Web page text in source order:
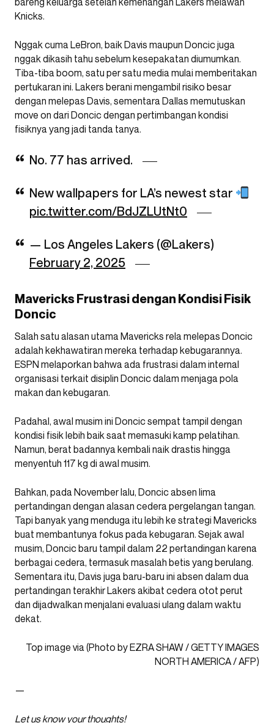
Knicks.
Nggak cuma LeBron, baik Davis maupun Doncic juga
nggak dikasih tahu sebelum kesepakatan diumumkan.
Tiba-tiba boom, satu per satu media mulai memberitakan
pertukaran ini. Lakers berani mengambil risiko besar
dengan melepas Davis, sementara Dallas memutuskan
move on dari Doncic dengan pertimbangan kondisi
fisiknya yang jadi tanda tanya.
No. 77 has arrived.
New wallpapers for LA’s newest star
pic.twitter.com/BdJZLUtNt0
— Los Angeles Lakers (@Lakers)
February 2, 2025
Mavericks Frustrasi dengan Kondisi Fisik
Doncic
Salah satu alasan utama Mavericks rela melepas Doncic
adalah kekhawatiran mereka terhadap kebugarannya.
ESPN melaporkan bahwa ada frustrasi dalam internal
organisasi terkait disiplin Doncic dalam menjaga pola
makan dan kebugaran.
Padahal, awal musim ini Doncic sempat tampil dengan
kondisi fisik lebih baik saat memasuki kamp pelatihan.
Namun, berat badannya kembali naik drastis hingga
menyentuh 117 kg di awal musim.
Bahkan, pada November lalu, Doncic absen lima
pertandingan dengan alasan cedera pergelangan tangan.
Tapi banyak yang menduga itu lebih ke strategi Mavericks
buat membantunya fokus pada kebugaran. Sejak awal
musim, Doncic baru tampil dalam 22 pertandingan karena
berbagai cedera, termasuk masalah betis yang berulang.
Sementara itu, Davis juga baru-baru ini absen dalam dua
pertandingan terakhir Lakers akibat cedera otot perut
dan dijadwalkan menjalani evaluasi ulang dalam waktu
dekat.
Top image via (Photo by EZRA SHAW / GETTY IMAGES
NORTH AMERICA / AFP)
—
Letusknow your thoughts!